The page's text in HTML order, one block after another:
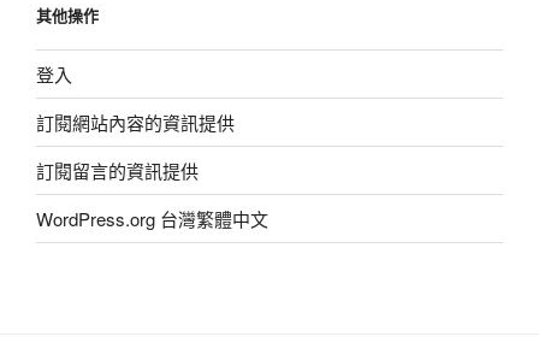
其他操作
登入
訂閱網站內容的資訊提供
訂閱留言的資訊提供
WordPress.org 台灣繁體中文